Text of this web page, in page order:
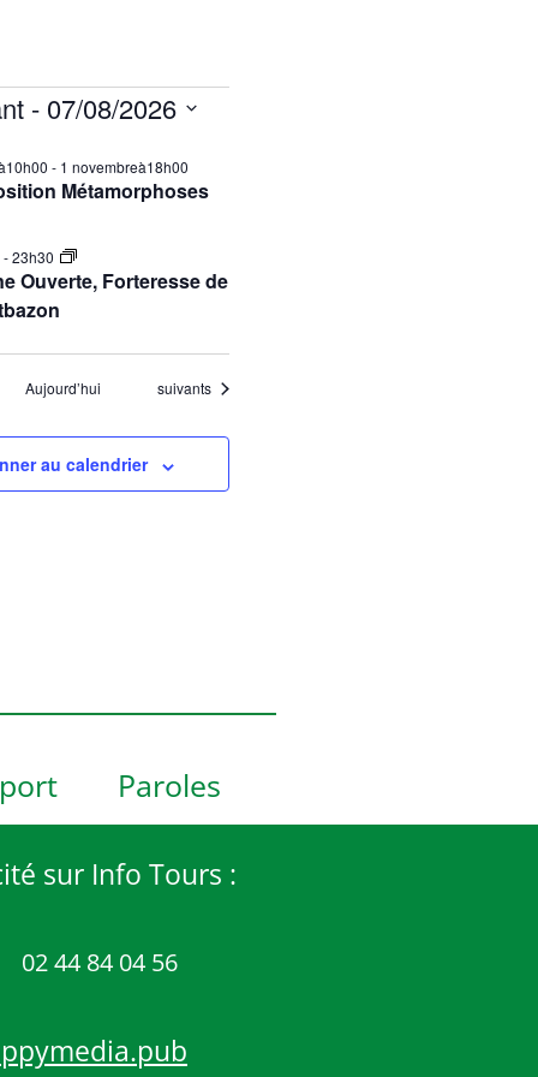
- 07/08/2026
Métamorphoses
- 1 novembreà18h00
Ouverte, Forteresse de
-23h30
Aujourd’hui Évènements
suivants
au calendrier
Paroles
sur Info Tours :
02 44 84 04 56